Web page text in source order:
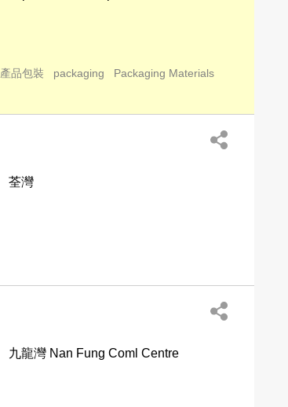
產品包裝 packaging
Packaging Materials
荃灣
九龍灣 Nan Fung Coml Centre